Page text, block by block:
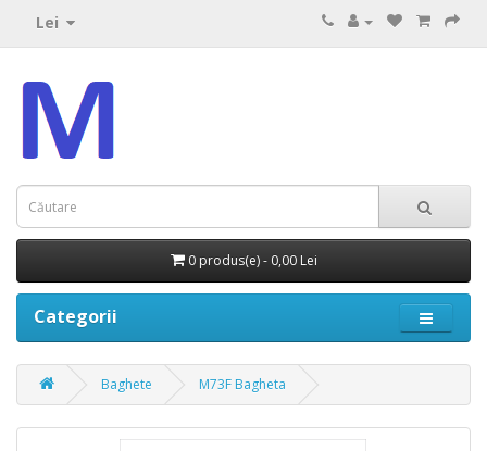
Lei
0 produs(e) - 0,00 Lei
Categorii
Baghete M73F Bagheta